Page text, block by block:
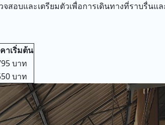
สอบและเตรียมตัวเพื่อการเดินทางที่ราบรื่นแ
าเริ่มต้น
บาท
บาท